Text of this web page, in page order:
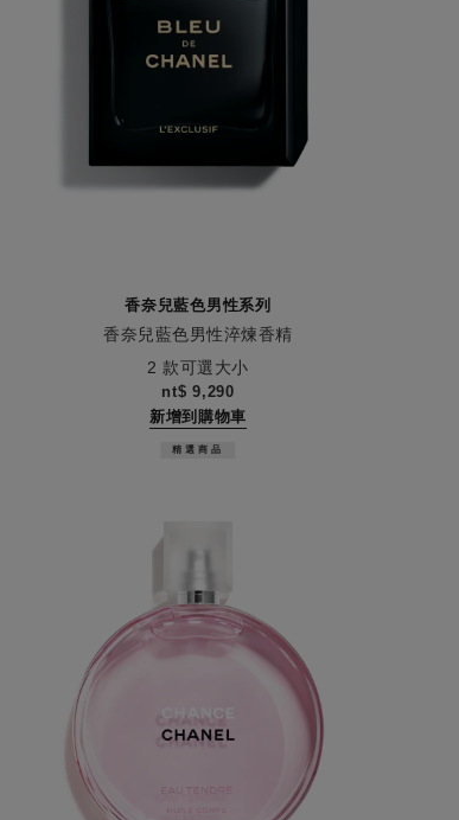
香奈兒藍色男性系列
香奈兒藍色男性淬煉香精
2 款可選大小
nt$ 9,290
新增到購物車
精選商品